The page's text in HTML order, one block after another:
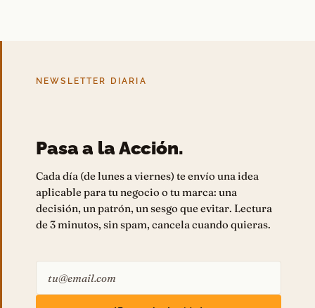
NEWSLETTER DIARIA
Pasa a la Acción.
Cada día (de lunes a viernes) te envío una idea
aplicable para tu negocio o tu marca: una
decisión, un patrón, un sesgo que evitar. Lectura
de 3 minutos, sin spam, cancela cuando quieras.